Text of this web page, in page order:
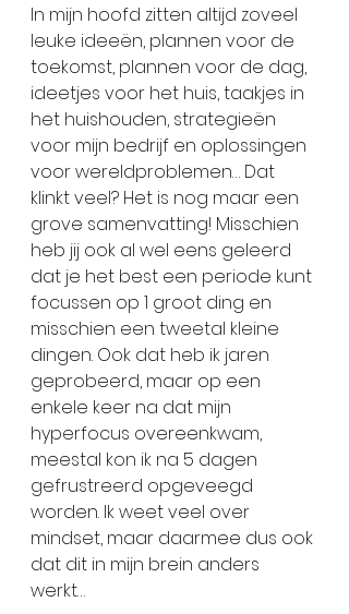
In mijn hoofd zitten altijd zoveel
leuke ideeën, plannen voor de
toekomst, plannen voor de dag,
ideetjes voor het huis, taakjes in
het huishouden, strategieën
voor mijn bedrijf en oplossingen
voor wereldproblemen… Dat
klinkt veel? Het is nog maar een
grove samenvatting! Misschien
heb jij ook al wel eens geleerd
dat je het best een periode kunt
focussen op 1 groot ding en
misschien een tweetal kleine
dingen. Ook dat heb ik jaren
geprobeerd, maar op een
enkele keer na dat mijn
hyperfocus overeenkwam,
meestal kon ik na 5 dagen
gefrustreerd opgeveegd
worden. Ik weet veel over
mindset, maar daarmee dus ook
dat dit in mijn brein anders
werkt…